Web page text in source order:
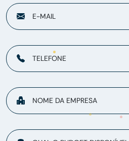
E-MAIL
TELEFONE
NOME DA EMPRESA